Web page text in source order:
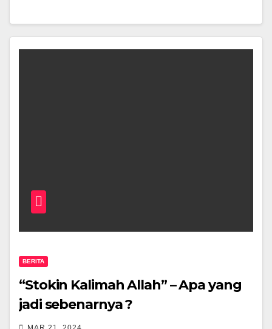
BERITA
“Stokin Kalimah Allah” – Apa yang
jadi sebenarnya ?